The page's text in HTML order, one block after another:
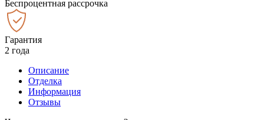
Беспроцентная рассрочка
Гарантия
2 года
Описание
Отделка
Информация
Отзывы